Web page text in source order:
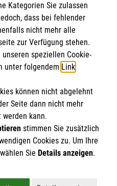
abonnieren
Impressum|Datenschutz
| Sharepoint|Mediathek
Kategorien Sie zulassen
dass bei fehlender
nicht mehr alle
zur Verfügung stehen.
speziellen Cookie-
unter folgendem Link.
können nicht abgelehnt
Seite dann nicht mehr
kann.
stimmen Sie zusätzlich
Cookies zu. Um Ihre
Sie Details anzeigen.